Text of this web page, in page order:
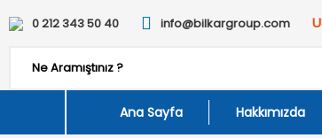
0 212 343 50 40 info@bilkargroup.com
Ana Sayfa Hakkımızda